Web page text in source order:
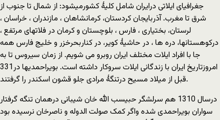
جغرافیای ایلاتی درایران شامل کلیۀ کشورمیشود: از شمال تا جنوب از
شرق تا مغرب. آذربایجان کردستان، کرمانشاهان ، مازندران ، خراسان ،
لرستان، بختیاری ، فارس ، بلوچستان و کرمان در فلاتهای مرتفع ،
درکوهستانها، دره ها ، در حاشیۀ کویر، در کناربحرخزر و خلیج فارس همه
جا با افراد ایلات مختلف ایران روبرو می شویم. از زمان سیروس تا به
امروزتاریخ ایران با زندگانی ایلات سروکار داشته است. بویراحمدیها در331
قبل از میلاد مسیح درتنگۀ مرادی جلو قشون اسکندر را گرفتند.
درسال 1310 هم سرلشگر حبیسب الله خان شیبانی درهمان تنگه گرفتار
سواران بویراحمدی شده واگر کمک صولت الدوله و ناصرخان نرسیده بود